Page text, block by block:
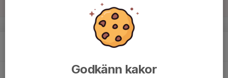
v.34
Godkänn kakor